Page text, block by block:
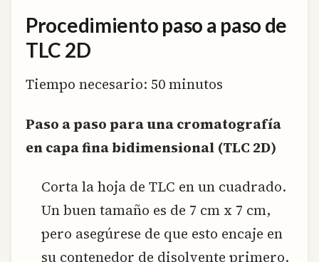
Procedimiento paso a paso de
TLC 2D
Tiempo necesario: 50 minutos
Paso a paso para una cromatografía
en capa fina bidimensional (TLC 2D)
Corta la hoja de TLC en un cuadrado.
Un buen tamaño es de 7 cm x 7 cm,
pero asegúrese de que esto encaje en
su contenedor de disolvente primero.